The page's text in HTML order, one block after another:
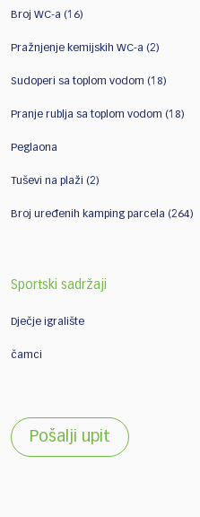
Broj WC-a (16)
Pražnjenje kemijskih WC-a (2)
Sudoperi sa toplom vodom (18)
Pranje rublja sa toplom vodom (18)
Peglaona
Tuševi na plaži (2)
Broj uređenih kamping parcela (264)
Sportski sadržaji
Dječje igralište
čamci
Pošalji upit